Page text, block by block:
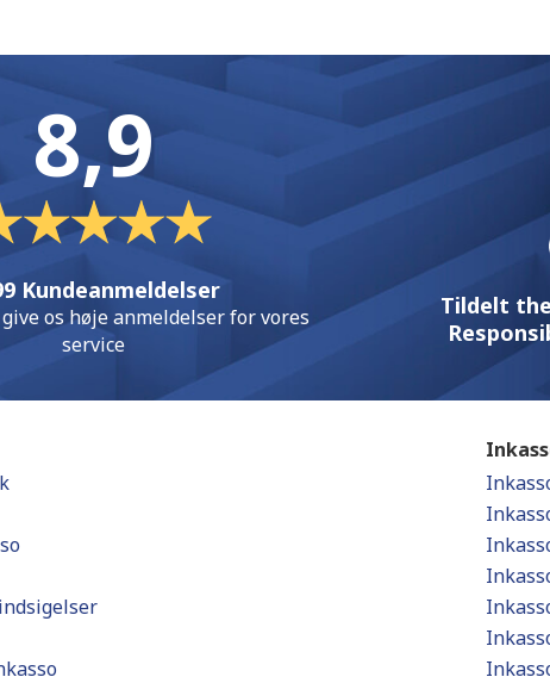
8,9
Kundeanmeldelser
os høje anmeldelser for vores
service
Tildelt